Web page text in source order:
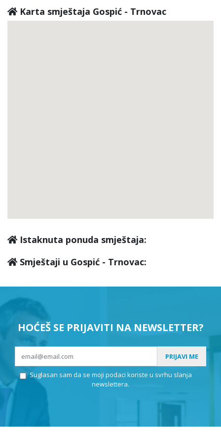
Karta smještaja Gospić - Trnovac
Istaknuta ponuda smještaja:
Smještaji u Gospić - Trnovac:
HOĆEŠ SE PRIJAVITI NA NEWSLETTER?
PRIJAVI ME
Suglasan sam da se moji podaci koriste u svrhu slanja
newslettera.